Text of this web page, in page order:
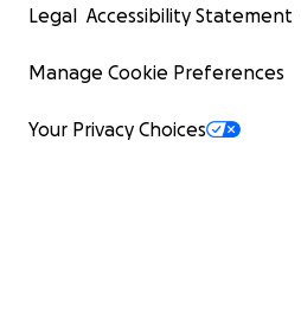
Legal Accessibility Statement
Manage Cookie Preferences
Your Privacy Choices